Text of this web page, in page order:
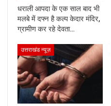
धराली आपदा के एक साल बाद भी
मलबे में दफ्न है कल्प केदार मंदिर,
ग्रामीण कर रहे देवता…
उत्तराखंड न्यूज़